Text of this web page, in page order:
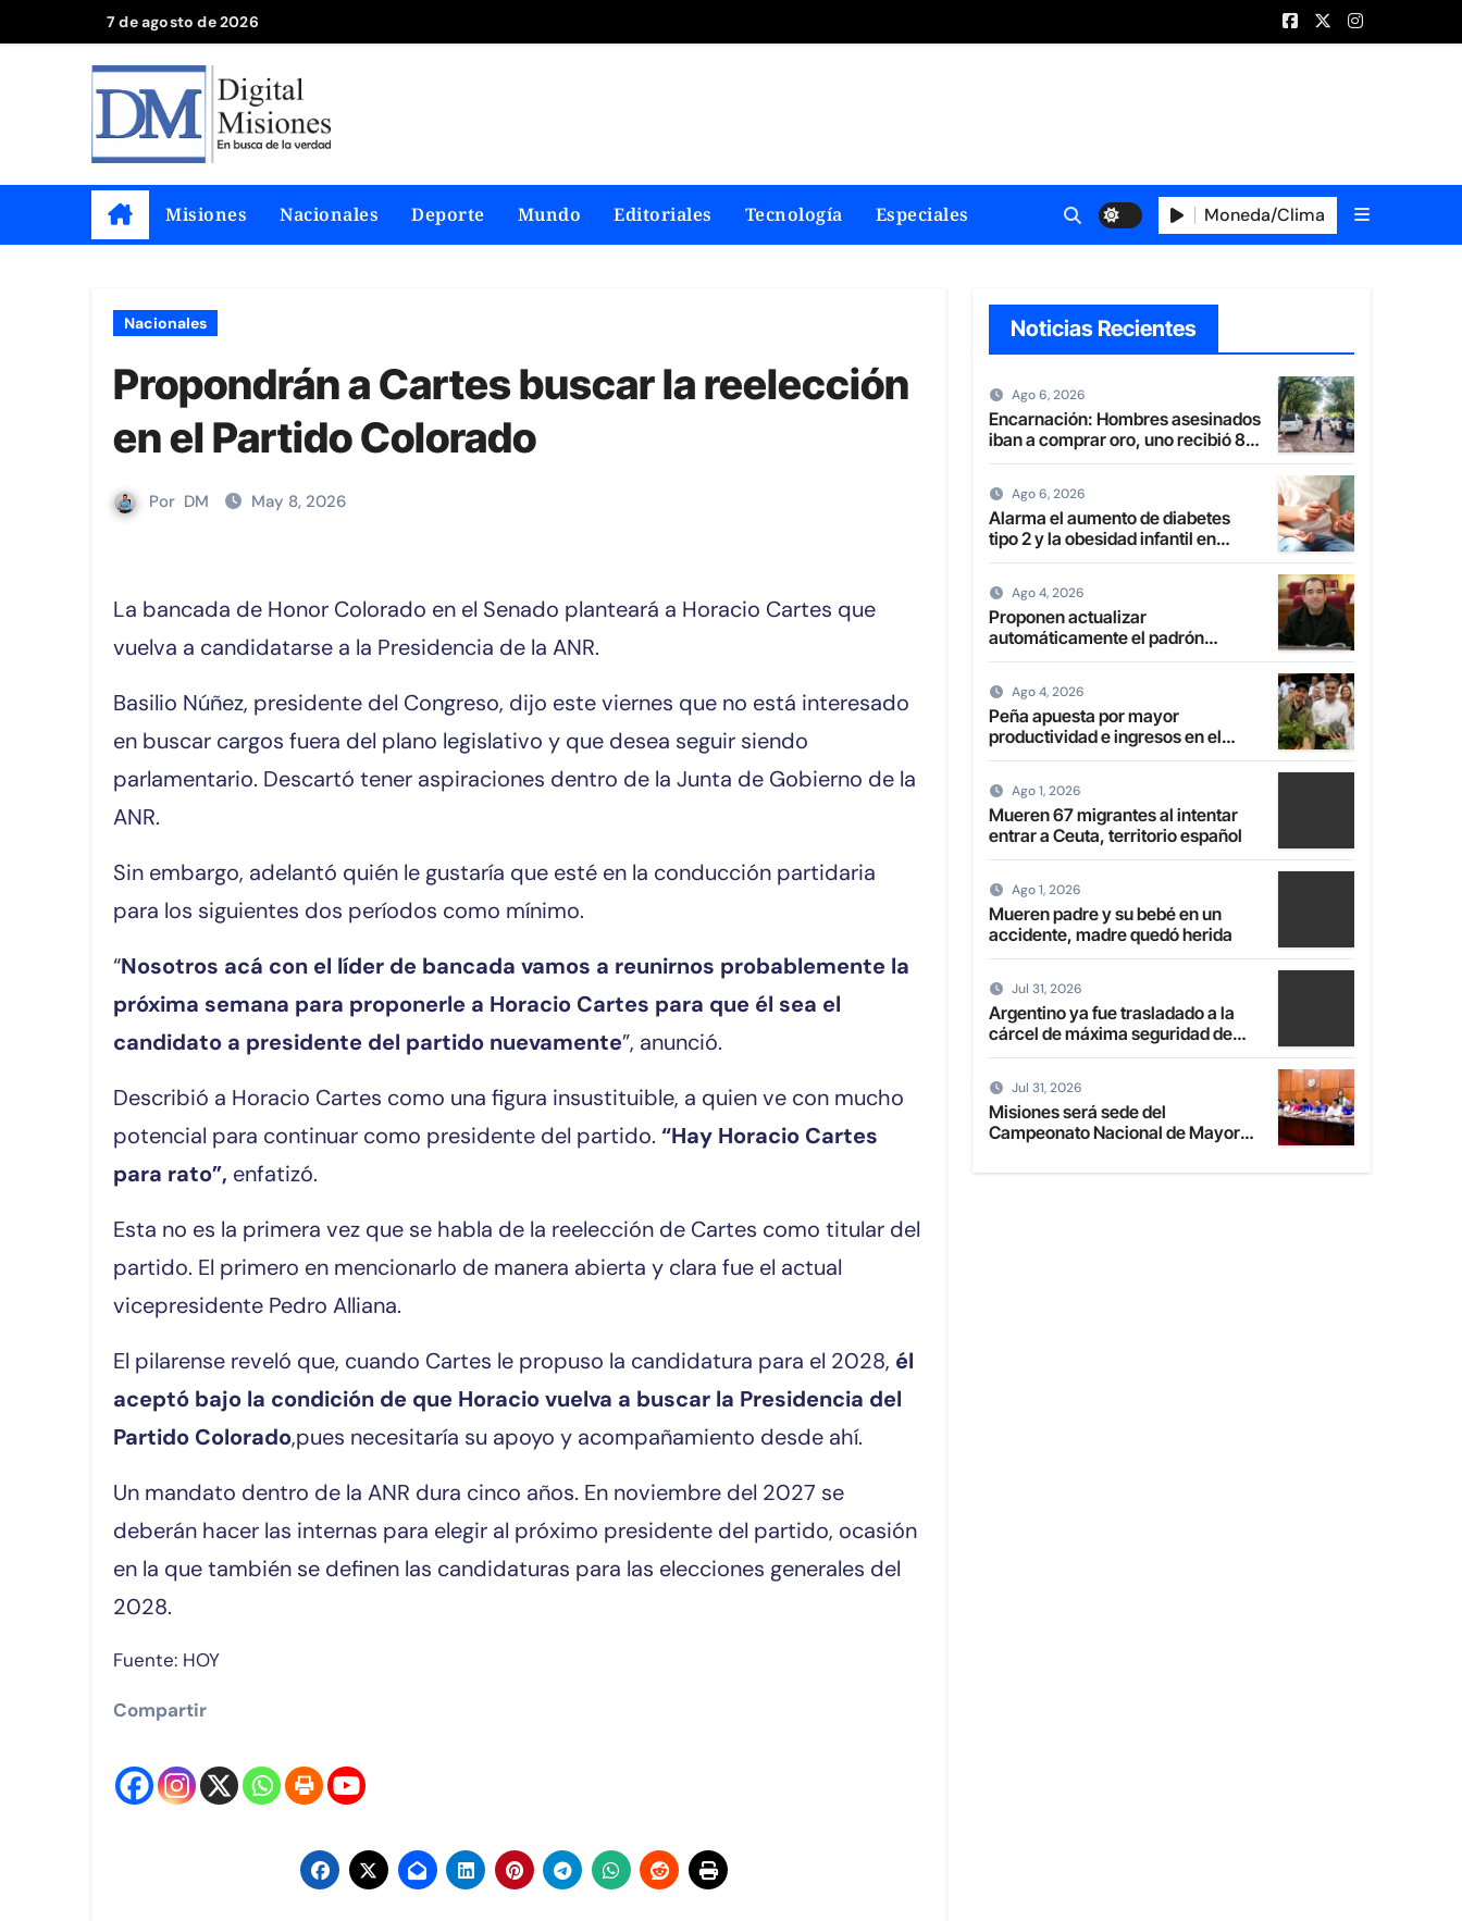
al
7 de agosto de 2026
Misiones Nacionales Deporte Mundo Editoriales Tecnología Especiales Moneda/Clima
Nacionales
Propondrán a Cartes buscar la reelección
en el Partido Colorado
Por DM May 8, 2026
La bancada de Honor Colorado en el Senado planteará a Horacio Cartes que
vuelva a candidatarse a la Presidencia de la ANR.
Basilio Núñez, presidente del Congreso, dijo este viernes que no está interesado
en buscar cargos fuera del plano legislativo y que desea seguir siendo
parlamentario. Descartó tener aspiraciones dentro de la Junta de Gobierno de la
ANR.
Sin embargo, adelantó quién le gustaría que esté en la conducción partidaria
para los siguientes dos períodos como mínimo.
“Nosotros acá con el líder de bancada vamos a reunirnos probablemente la
próxima semana para proponerle a Horacio Cartes para que él sea el
candidato a presidente del partido nuevamente”, anunció.
Describió a Horacio Cartes como una figura insustituible, a quien ve con mucho
potencial para continuar como presidente del partido. “Hay Horacio Cartes
para rato”, enfatizó.
Esta no es la primera vez que se habla de la reelección de Cartes como titular del
partido. El primero en mencionarlo de manera abierta y clara fue el actual
vicepresidente Pedro Alliana.
El pilarense reveló que, cuando Cartes le propuso la candidatura para el 2028, él
aceptó bajo la condición de que Horacio vuelva a buscar la Presidencia del
Partido Colorado,pues necesitaría su apoyo y acompañamiento desde ahí.
Un mandato dentro de la ANR dura cinco años. En noviembre del 2027 se
deberán hacer las internas para elegir al próximo presidente del partido, ocasión
en la que también se definen las candidaturas para las elecciones generales del
2028.
Fuente: HOY
Compartir
Noticias Recientes
Ago 6, 2026
Encarnación: Hombres asesinados
iban a comprar oro, uno recibió 8
balazos y otro uno en la boca
Ago 6, 2026
Alarma el aumento de diabetes
tipo 2 y la obesidad infantil en
Paraguay
Ago 4, 2026
Proponen actualizar
automáticamente el padrón
electoral de paraguayos radicados
Ago 4, 2026
Peña apuesta por mayor
productividad e ingresos en el
campo con transformación de la
Ago 1, 2026
Mueren 67 migrantes al intentar
entrar a Ceuta, territorio español
Ago 1, 2026
Mueren padre y su bebé en un
accidente, madre quedó herida
Jul 31, 2026
Argentino ya fue trasladado a la
cárcel de máxima seguridad de
Emboscada
Jul 31, 2026
Misiones será sede del
Campeonato Nacional de Mayores